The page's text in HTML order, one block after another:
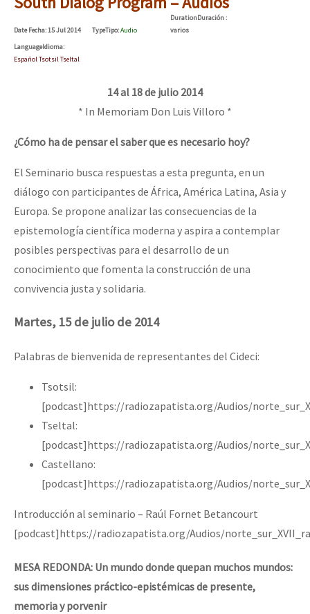
Mundo
EZLN
La Sexta
AutonomÍa y Resistencia
Megaproyectos
Migración
Presos
Mujeres
Niñxs
ETIQUETAS
MULTIMEDIA
Fotorreportaje
Video
Otras secciones
Semillero Guerra contra la Humanidad. (Las poblaciones y
la naturaleza bajo asedio)
Libros para descargar
Medios Libres
Eventos
Contacto
Dia 1: Encontro “Guerra contra a Humanidade”
[CDMX – 20 julio] Jornadas globales por la libertad de Jesús
“Sonhando a Terra do Bem Virá” se publica no Estado Espanhol
Se o México sabe, que o mundo saiba! Nossas lutas pela
[25 abr – CDMX] Tokín por el CNI: 30 años de Resistencia y
DateFecha: 15 Jul 2014 TypeTipo:Audio
DurationDuración:
varios
LanguageIdioma:
Español Tsotsil Tseltal
14 al 18 de julio 2014
* In Memoriam Don Luis Villoro *
¿Cómo ha de pensar el saber que es necesario hoy?
El Seminario busca respuestas a esta pregunta, en un
diálogo con participantes de África, América Latina, Asia y
Europa. Se propone analizar las consecuencias de la
epistemología científica moderna y aspira a contemplar
posibles perspectivas para el desarrollo de un
conocimiento que fomenta la construcción de una
convivencia justa y solidaria.
Martes, 15 de julio de 2014
Palabras de bienvenida de representantes del Cideci:
Tsotsil:
[podcast]https://radiozapatista.org/Audios/
Tseltal:
[podcast]https://radiozapatista.org/Audios/
Castellano:
[podcast]https://radiozapatista.org/Audios/
Introducción al seminario – Raúl Fornet Betancourt
[podcast]https://radiozapatista.org/Audios/
MESA REDONDA: Un mundo donde quepan muchos mundos:
sus dimensiones práctico-epistémicas de presente,
memoria y porvenir